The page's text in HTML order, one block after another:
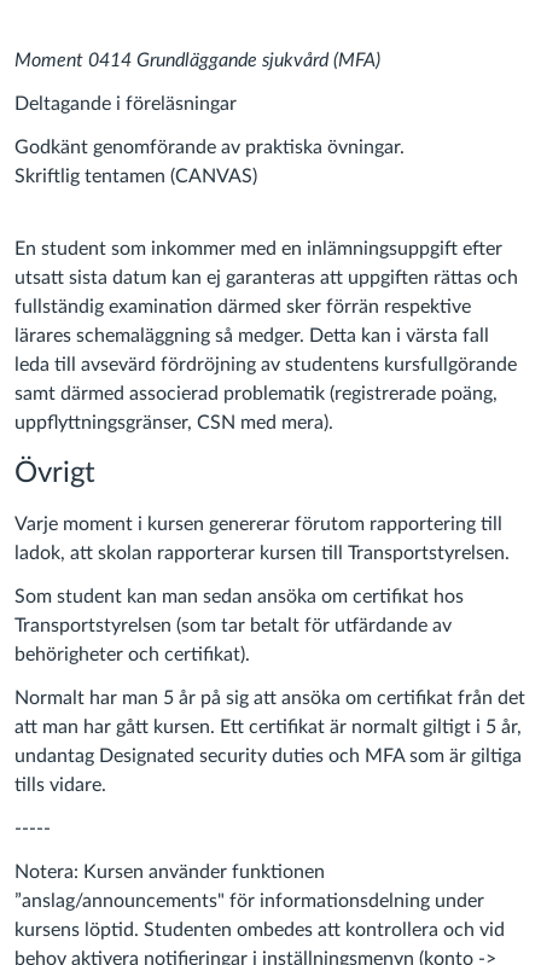
Moment 0414 Grundläggande sjukvård (MFA)
Deltagande i föreläsningar
Godkänt genomförande av praktiska övningar.
Skriftlig tentamen (CANVAS)
En student som inkommer med en inlämningsuppgift efter
utsatt sista datum kan ej garanteras att uppgiften rättas och
fullständig examination därmed sker förrän respektive
lärares schemaläggning så medger. Detta kan i värsta fall
leda till avsevärd fördröjning av studentens kursfullgörande
samt därmed associerad problematik (registrerade poäng,
uppflyttningsgränser, CSN med mera).
Övrigt
Varje moment i kursen genererar förutom rapportering till
ladok, att skolan rapporterar kursen till Transportstyrelsen.
Som student kan man sedan ansöka om certifikat hos
Transportstyrelsen (som tar betalt för utfärdande av
behörigheter och certifikat).
Normalt har man 5 år på sig att ansöka om certifikat från det
att man har gått kursen. Ett certifikat är normalt giltigt i 5 år,
undantag Designated security duties och MFA som är giltiga
tills vidare.
-----
Notera: Kursen använder funktionen
”anslag/announcements" för informationsdelning under
kursens löptid. Studenten ombedes att kontrollera och vid
behov aktivera notifieringar i inställningsmenyn (konto ->